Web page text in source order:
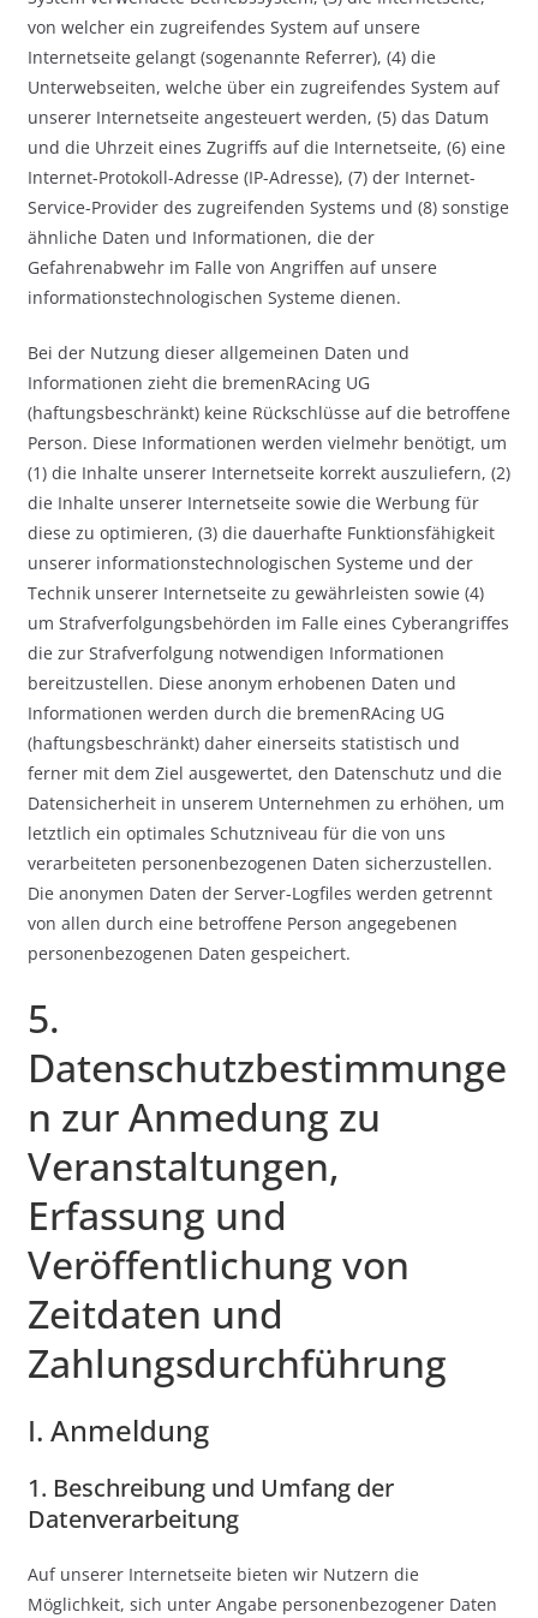
von welcher ein zugreifendes System auf unsere
Internetseite gelangt (sogenannte Referrer), (4) die
Unterwebseiten, welche über ein zugreifendes System auf
unserer Internetseite angesteuert werden, (5) das Datum
und die Uhrzeit eines Zugriffs auf die Internetseite, (6) eine
Internet-Protokoll-Adresse (IP-Adresse), (7) der Internet-
Service-Provider des zugreifenden Systems und (8) sonstige
ähnliche Daten und Informationen, die der
Gefahrenabwehr im Falle von Angriffen auf unsere
informationstechnologischen Systeme dienen.
Bei der Nutzung dieser allgemeinen Daten und
Informationen zieht die bremenRAcing UG
(haftungsbeschränkt) keine Rückschlüsse auf die betroffene
Person. Diese Informationen werden vielmehr benötigt, um
(1) die Inhalte unserer Internetseite korrekt auszuliefern, (2)
die Inhalte unserer Internetseite sowie die Werbung für
diese zu optimieren, (3) die dauerhafte Funktionsfähigkeit
unserer informationstechnologischen Systeme und der
Technik unserer Internetseite zu gewährleisten sowie (4)
um Strafverfolgungsbehörden im Falle eines Cyberangriffes
die zur Strafverfolgung notwendigen Informationen
bereitzustellen. Diese anonym erhobenen Daten und
Informationen werden durch die bremenRAcing UG
(haftungsbeschränkt) daher einerseits statistisch und
ferner mit dem Ziel ausgewertet, den Datenschutz und die
Datensicherheit in unserem Unternehmen zu erhöhen, um
letztlich ein optimales Schutzniveau für die von uns
verarbeiteten personenbezogenen Daten sicherzustellen.
Die anonymen Daten der Server-Logfiles werden getrennt
von allen durch eine betroffene Person angegebenen
personenbezogenen Daten gespeichert.
5.
Datenschutzbestimmunge
n zur Anmedung zu
Veranstaltungen,
Erfassung und
Veröffentlichung von
Zeitdaten und
Zahlungsdurchführung
I. Anmeldung
1. Beschreibung und Umfang der
Datenverarbeitung
Auf unserer Internetseite bieten wir Nutzern die
Möglichkeit, sich unter Angabe personenbezogener Daten